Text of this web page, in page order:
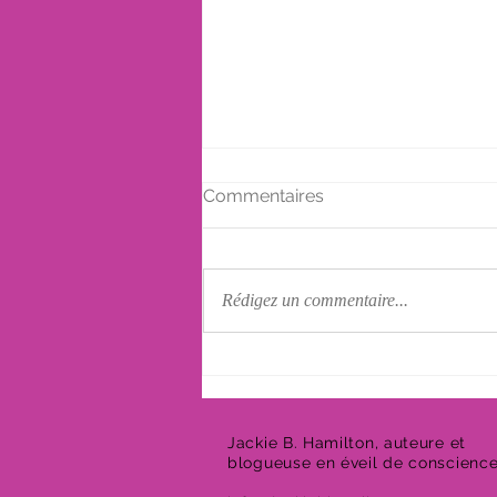
Commentaires
Rédigez un commentaire...
Jackie B. Hamilton, auteure et
blogueuse en éveil de conscience